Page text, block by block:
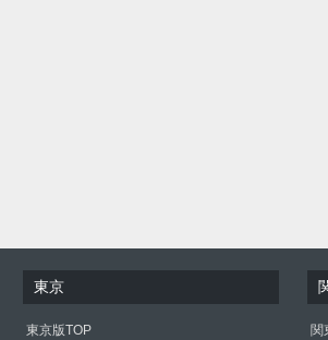
東京
東京版TOP
関